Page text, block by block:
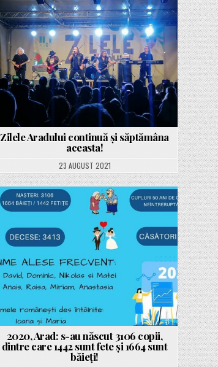
Posted
in
Zilele Aradului continuă și săptămâna
aceasta!
23 AUGUST 2021
in
2020, Arad: s-au născut 3106 copii,
dintre care 1442 sunt fete și 1664 sunt
băieți!